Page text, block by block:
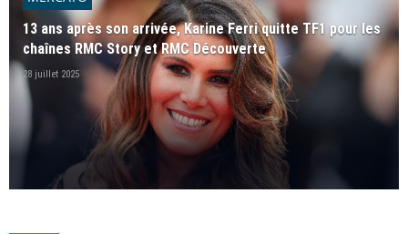
13 ans après son arrivée, Karine Ferri quitte TF1 pour les
chaînes RMC Story et RMC Découverte
28 juillet 2025